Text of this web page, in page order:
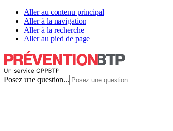
Aller au contenu principal
Aller à la navigation
Aller à la recherche
Aller au pied de page
Posez une question...